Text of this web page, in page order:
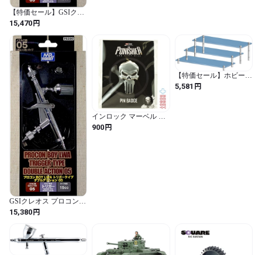
【特価セール】GSIクレ
オス プロコンBOY LWA
トリガータイプ ダブル
アクション05 ホビー用
塗装用具 PS290 (シルバ
ー)
15,470円
GSIクレオス プロコン
BOY LWA トリガータイ
プ ダブルアクション05
ホビー用塗装用具 PS290
15,380円
インロック マーベル パ
ニッシャー : ワン･ラス
ト･キル ピンバッジ 未開
900円
【特価セール】ホビーベ
ース プレミアムパーツ
コレクション モデルベ
5,581 円